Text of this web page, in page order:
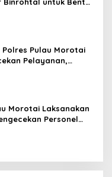
Pulau Morotai
Pelayanan,
Mendapat
Morotai Laksanakan
Personel
Piket Fungsi